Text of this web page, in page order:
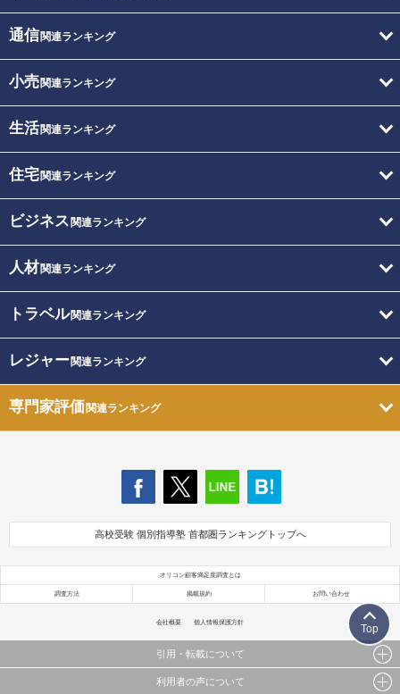
通信関連ランキング
小売関連ランキング
生活関連ランキング
住宅関連ランキング
ビジネス 関連ランキング
人材関連ランキング
トラベル関連ランキング
レジャー関連ランキング
専門家評価関連ランキング
高校受験 個別指導塾 首都圏ランキングトップへ
オリコン顧客満足度調査とは
調査方法 掲載規約 お問い合わせ
会社概要 個人情報保護方針
引用・転載について
当サイトで公開されている情報（文字、写真、イラスト、画像データ等）及びこれらの配置・
利用者の声について
Top